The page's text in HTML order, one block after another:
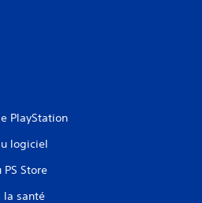
PlayStation
logiciel
Store
la santé